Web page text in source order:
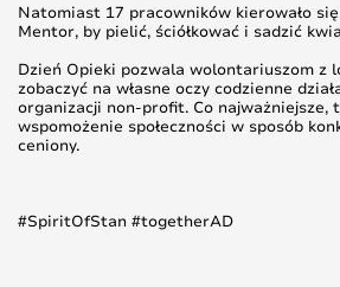
Natomiast 17 pracowników kierowało
Mentor, by pielić, ściółkować i sadzić
Dzień Opieki pozwala wolontariuszom z
zobaczyć na własne oczy codzienne
organizacji non-profit. Co najważniejsze,
wspomożenie społeczności w sposób
ceniony.
#SpiritOfStan #togetherAD